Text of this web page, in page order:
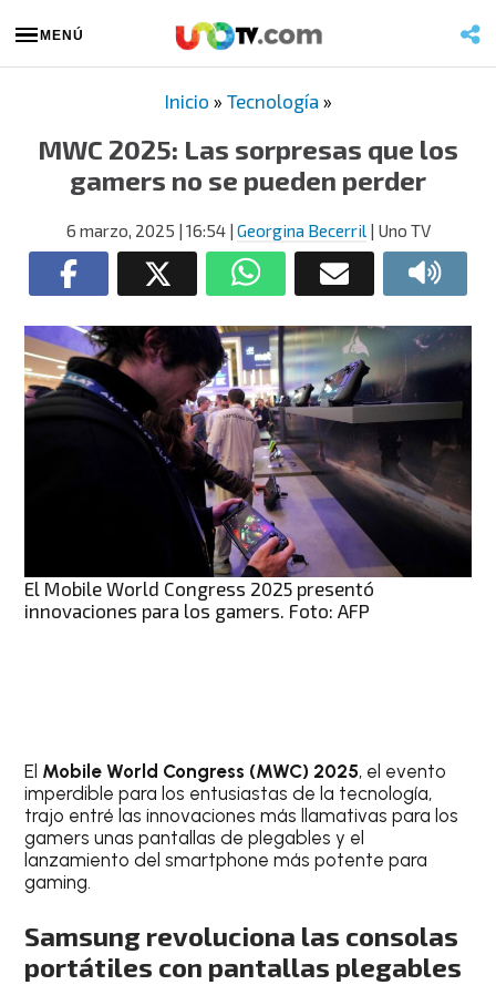
MENÚ
Inicio » Tecnología »
MWC 2025: Las sorpresas que los
gamers no se pueden perder
6 marzo, 2025 | 16:54| Georgina Becerril| Uno TV
El Mobile World Congress 2025 presentó
innovaciones para los gamers. Foto: AFP
El Mobile World Congress (MWC) 2025, el evento
imperdible para los entusiastas de la tecnología,
trajo entré las innovaciones más llamativas para los
gamers unas pantallas de plegables y el
lanzamiento del smartphone más potente para
gaming.
Samsung revoluciona las consolas
portátiles con pantallas plegables